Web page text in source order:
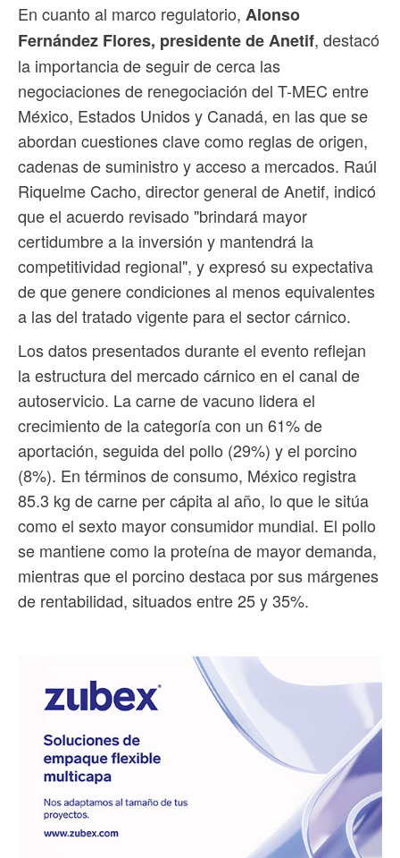
En cuanto al marco regulatorio, Alonso
Fernández Flores, presidente de Anetif, destacó
la importancia de seguir de cerca las
negociaciones de renegociación del T-MEC entre
México, Estados Unidos y Canadá, en las que se
abordan cuestiones clave como reglas de origen,
cadenas de suministro y acceso a mercados. Raúl
Riquelme Cacho, director general de Anetif, indicó
que el acuerdo revisado "brindará mayor
certidumbre a la inversión y mantendrá la
competitividad regional", y expresó su expectativa
de que genere condiciones al menos equivalentes
a las del tratado vigente para el sector cárnico.
Los datos presentados durante el evento reflejan
la estructura del mercado cárnico en el canal de
autoservicio. La carne de vacuno lidera el
crecimiento de la categoría con un 61% de
aportación, seguida del pollo (29%) y el porcino
(8%). En términos de consumo, México registra
85.3 kg de carne per cápita al año, lo que le sitúa
como el sexto mayor consumidor mundial. El pollo
se mantiene como la proteína de mayor demanda,
mientras que el porcino destaca por sus márgenes
de rentabilidad, situados entre 25 y 35%.